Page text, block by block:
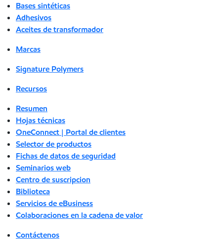
Bases sintéticas
Adhesivos
Aceites de transformador
Marcas
Signature Polymers
Recursos
Resumen
Hojas técnicas
OneConnect | Portal de clientes
Selector de productos
Fichas de datos de seguridad
Seminarios web
Centro de suscripcion
Biblioteca
Servicios de eBusiness
Colaboraciones en la cadena de valor
Contáctenos